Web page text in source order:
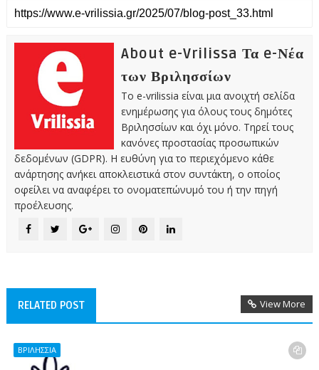
About e-Vrilissa Τα e-Νέα
των Βριλησσίων
Το e-vrilissia είναι μια ανοιχτή σελίδα
ενημέρωσης για όλους τους δημότες
Βριλησσίων και όχι μόνο. Τηρεί τους
κανόνες προστασίας προσωπικών
δεδομένων (GDPR). Η ευθύνη για το περιεχόμενο κάθε
ανάρτησης ανήκει αποκλειστικά στον συντάκτη, ο οποίος
οφείλει να αναφέρει το ονοματεπώνυμό του ή την πηγή
προέλευσης.
RELATED POST View More
ΒΡΙΛΗΣΣΙΑ